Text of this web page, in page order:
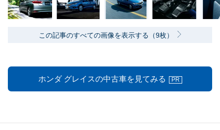
この記事のすべての画像を表示する（9枚）
ホンダ グレイスの中古車を見てみる PR